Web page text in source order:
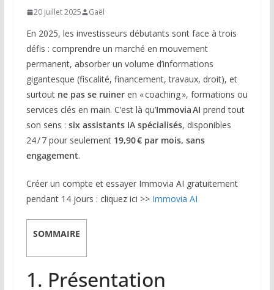
20 juillet 2025 Gaël
En 2025, les investisseurs débutants sont face à trois
défis : comprendre un marché en mouvement
permanent, absorber un volume d’informations
gigantesque (fiscalité, financement, travaux, droit), et
surtout ne pas se ruineren « coaching », formations ou
services clés en main. C’est là qu’Immovia AI prend tout
son sens : six assistants IA spécialisés, disponibles
24 / 7 pour seulement 19,90 € par mois, sans
engagement.
Créer un compte et essayer Immovia AI gratuitement
pendant 14 jours : cliquez ici >> Immovia AI
SOMMAIRE
1. Présentation